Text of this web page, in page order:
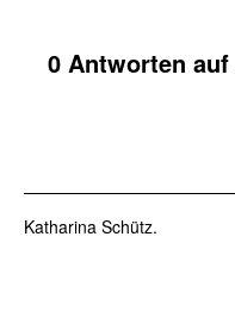
0 Antworten auf
Katharina Schütz.